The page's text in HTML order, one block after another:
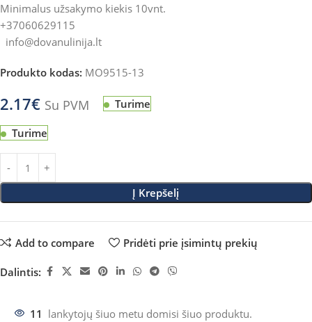
Minimalus užsakymo kiekis 10vnt.
+37060629115
info@dovanulinija.lt
Produkto kodas: MO9515-13
2.17€ Su PVM Turime
Turime
Į Krepšelį
Add to compare Pridėti prie įsimintų prekių
Dalintis:
11 lankytojų šiuo metu domisi šiuo produktu.